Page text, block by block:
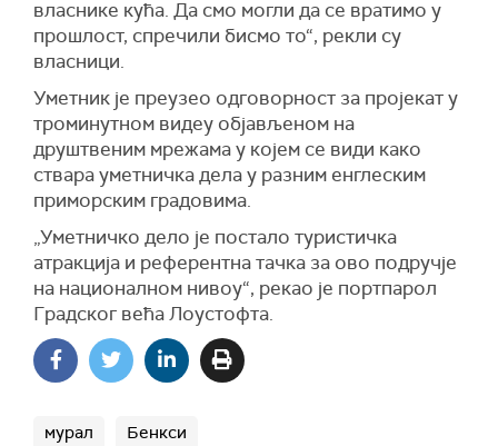
власнике кућа. Да смо могли да се вратимо у
прошлост, спречили бисмо то“, рекли су
власници.
Уметник је преузео одговорност за пројекат у
троминутном видеу објављеном на
друштвеним мрежама у којем се види како
ствара уметничка дела у разним енглеским
приморским градовима.
„Уметничко дело је постало туристичка
атракција и референтна тачка за ово подручје
на националном нивоу“, рекао је портпарол
Градског већа Лоустофта.
мурал Бенкси